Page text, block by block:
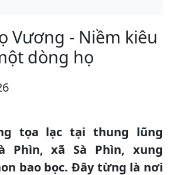
Vương - Niềm kiêu
dòng họ
tọa lạc tại thung lũng
Phìn, xã Sà Phìn, xung
bao bọc. Đây từng là nơi